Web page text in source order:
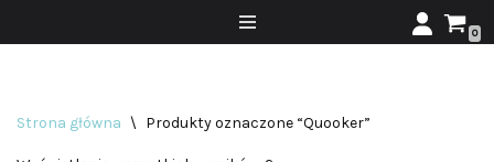
0
Strona główna \ Produkty oznaczone “Quooker”